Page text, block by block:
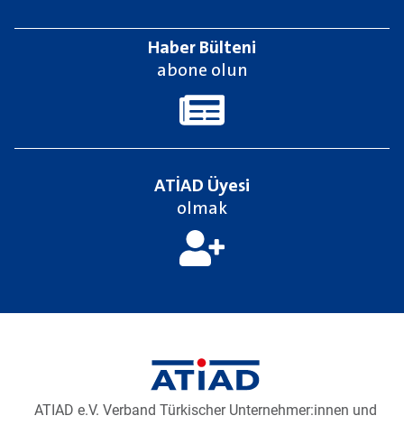
Haber Bülteni
abone olun
ATİAD Üyesi
olmak
E-Bülten aboneliğini yükleyiniz
ATIAD e.V. Verband Türkischer Unternehmer:innen und